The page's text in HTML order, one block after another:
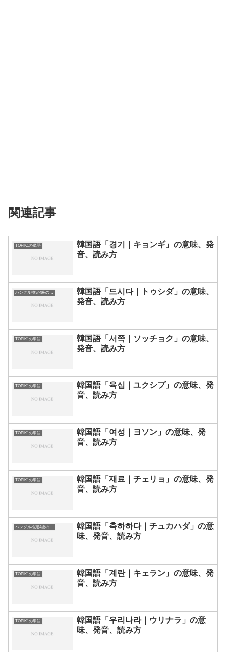
関連記事
TOPIK1の単語
韓国語「경기｜キョンギ」の意味、発
音、読み方
ハングル検定4級の単語
韓国語「드시다｜トゥシダ」の意味、
発音、読み方
TOPIK1の単語
韓国語「서쪽｜ソッチョク」の意味、
発音、読み方
TOPIK1の単語
韓国語「육십｜ユクシプ」の意味、発
音、読み方
TOPIK1の単語
韓国語「여성｜ヨソン」の意味、発
音、読み方
TOPIK1の単語
韓国語「재료｜チェリョ」の意味、発
音、読み方
ハングル検定4級の単語
韓国語「축하하다｜チュカハダ」の意
味、発音、読み方
TOPIK1の単語
韓国語「계란｜キェラン」の意味、発
音、読み方
TOPIK1の単語
韓国語「우리나라｜ウリナラ」の意
味、発音、読み方